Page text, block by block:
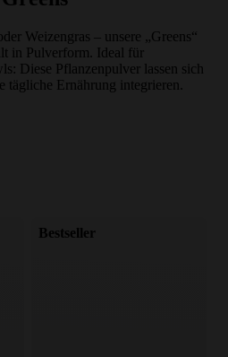
Weizengras – unsere „Greens“
in Pulverform. Ideal für
Diese Pflanzenpulver lassen sich
tägliche Ernährung integrieren.
Bestseller